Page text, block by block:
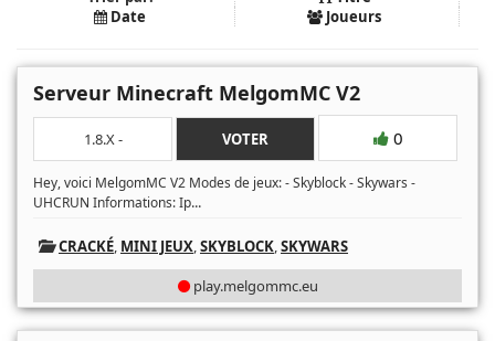
Date
Joueurs
Serveur Minecraft MelgomMC V2
1.8.X - VOTER 0
Hey, voici MelgomMC V2 Modes de jeux: - Skyblock - Skywars -
UHCRUN Informations: Ip...
CRACKÉ, MINI JEUX,SKYBLOCK,SKYWARS
play.melgommc.eu